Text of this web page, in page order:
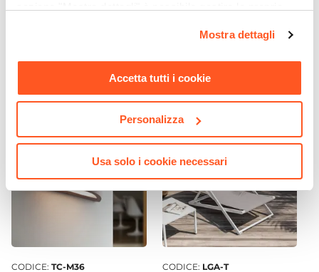
momento. Per maggiori informazioni si invita a leggere la
Mostra dettagli
Accetta tutti i cookie
Personalizza
Usa solo i cookie necessari
Lettino prendisole in
Lettino prendisole con ruote
acciaio antracite - Levanto
€ 62,00
CODICE: TC-M36 CODICE: LGA-T